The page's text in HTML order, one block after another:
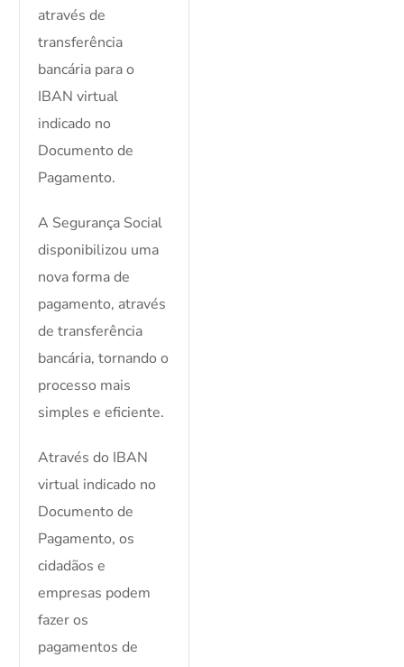
através de
transferência
bancária para o
IBAN virtual
indicado no
Documento de
Pagamento.
A Segurança Social
disponibilizou uma
nova forma de
pagamento, através
de transferência
bancária, tornando o
processo mais
simples e eficiente.
Através do IBAN
virtual indicado no
Documento de
Pagamento, os
cidadãos e
empresas podem
fazer os
pagamentos de